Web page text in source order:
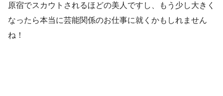
原宿でスカウトされるほどの美人ですし、もう少し大きく
なったら本当に芸能関係のお仕事に就くかもしれません
ね！